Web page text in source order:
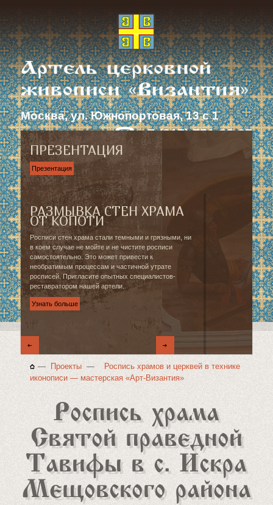
+7 (915) 751-23-37
Москва, ул. Южнопортовая, 13 с 1
ПРЕЗЕНТАЦИЯ
Презентация
РАЗМЫВКА СТЕН ХРАМА
ОТ КОПОТИ
Росписи стен храма стали темными и грязными, ни
в коем случае не мойте и не чистите росписи
самостоятельно. Это может привести к
необратимым процессам и частичной утрате
росписей. Пригласите опытных специалистов-
реставратором нашей артели.
Узнать больше
— Проекты—
Роспись храмов и церквей в технике
иконописи — мастерская «Арт‑Византия»
Роспись храма
Святой праведной
Тавифы в с. Искра
Мещовского района